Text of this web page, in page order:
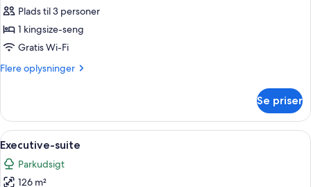
studiosuite
-
hjørneværelse
Plads til 3 personer
1 kingsize-seng
Gratis Wi-Fi
Flere oplysninger
Flere
studiosuite
hjørneværelse
Se priser
Indlæs
alle
billeder
En restaurantindretning med et
18
Executive-suite
Parkudsigt
126 m²